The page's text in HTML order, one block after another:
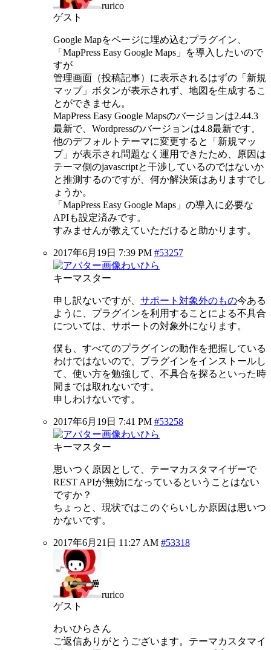
rurico
ゲスト
Google Mapをページに埋め込むプラグイン、
「MapPress Easy Google Maps」を導入したいので
すが
管理画面（投稿記事）に表示されるはずの「新規
マップ」ボタンが表示されず、地図を生成するこ
とができません。
MapPress Easy Google Mapsのバージョンは2.44.3
最新で、Wordpressのバージョンは4.8最新です。
他のデフォルトテーマに変更すると「新規マッ
プ」が表示され問題なく運用できたため、原因は
テーマ側のjavascriptと干渉しているのではないか
と推測するのですが、何か解決策はありますでし
ょうか。
「MapPress Easy Google Maps」の導入に必要な
APIも設定済みです。
すみませんが教えていただけると助かります。
2017年6月19日 7:39 PM #53257
わいひら
キーマスター
申し訳ないですが、 サポート対象外のもの今ある
ように、プラグインを利用することによる不具合
については、サポートの対象外になります。
僕も、すべてのプラグインの動作を把握している
わけではないので、プラグインをインストールし
て、使い方を勉強して、不具合を探るといった時
間までは取れないです。
申しわけないです。
2017年6月19日 7:41 PM #53258
わいひら
キーマスター
思いつく原因として、テーマカスタマイザーで
REST APIが無効になっているということはない
ですか？
ちょっと、現状ではこのぐらいしか原因は思いつ
かないです。
2017年6月21日 11:27 AM #53318
rurico
ゲスト
わいひらさん
ご返信ありがとうございます。テーマカスタマイ